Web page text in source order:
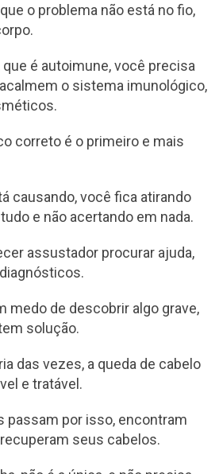
o problema não está no fio,
que é autoimune, você precisa
o sistema imunológico,
correto é o primeiro e mais
causando, você fica atirando
e não acertando em nada.
assustador procurar ajuda,
medo de descobrir algo grave,
solução.
das vezes, a queda de cabelo
e tratável.
passam por isso, encontram
seus cabelos.